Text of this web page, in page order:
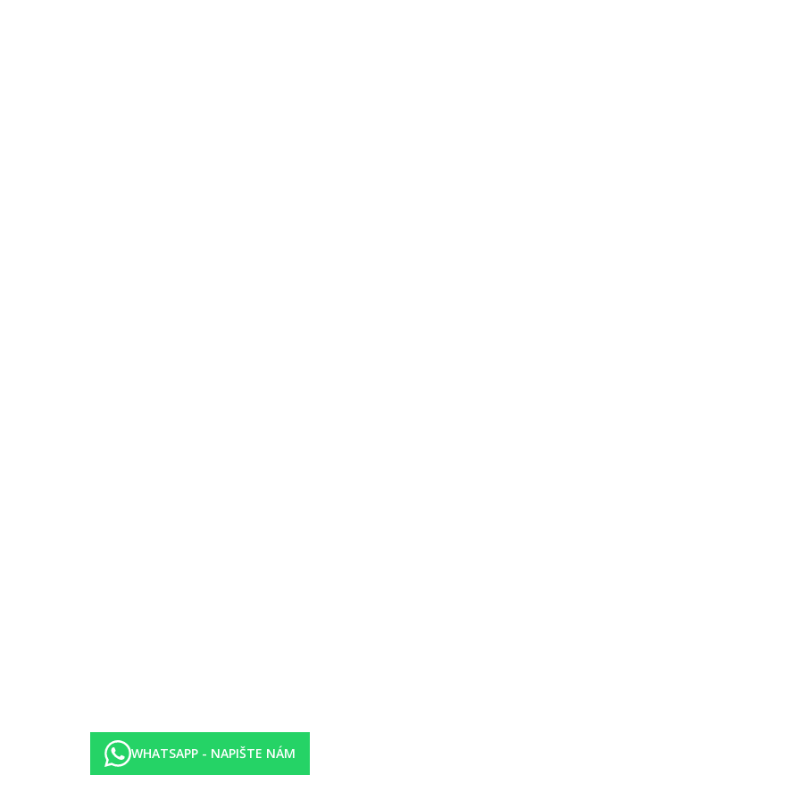
nebo vnitrostátním letem. Přesný typ transferu je vždy uveden v názvu pokoje.
vana, toaleta, fén, klimatizace, ventilátor, minibar (za poplatek), trezor, TV, Wi-Fi, set na přípravu kávy/čaje, terasa (zařízená)
uvedené vybavení)
na pláži
v hlavní bufetové restauraci
WHATSAPP - NAPIŠTE NÁM